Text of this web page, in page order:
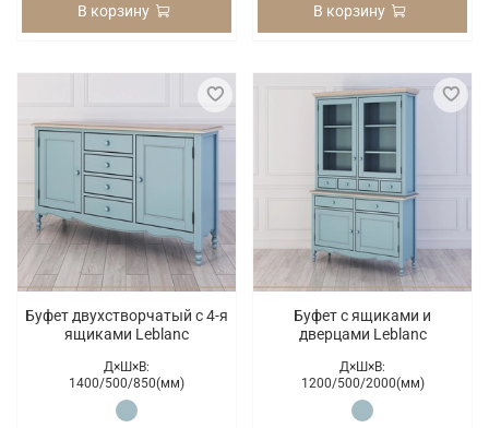
В корзину В корзину
Буфет двухстворчатый с 4-я
ящиками Leblanc
Д×Ш×В:
1400/500/850(мм)
Буфет с ящиками и
дверцами Leblanc
Д×Ш×В:
1200/500/2000(мм)